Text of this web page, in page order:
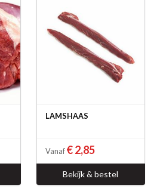
LAMSHAAS
Vanaf € 2,85
Bekijk & bestel